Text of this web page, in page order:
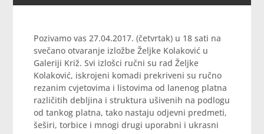
Pozivamo vas 27.04.2017. (četvrtak) u 18 sati na
svečano otvaranje izložbe Željke Kolaković u
Galeriji Križ. Svi izlošci ručni su rad Željke
Kolaković, iskrojeni komadi prekriveni su ručno
rezanim cvjetovima i listovima od lanenog platna
različitih debljina i struktura ušivenih na podlogu
od tankog platna, tako nastaju odjevni predmeti,
šeširi, torbice i mnogi drugi uporabni i ukrasni